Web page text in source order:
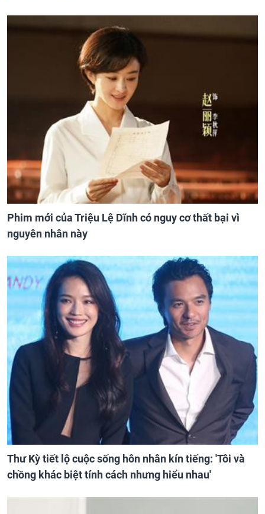
Phim mới của Triệu Lệ Dĩnh có nguy cơ thất bại vì
nguyên nhân này
Thư Kỳ tiết lộ cuộc sống hôn nhân kín tiếng: 'Tôi và
chồng khác biệt tính cách nhưng hiểu nhau'